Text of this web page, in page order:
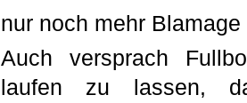
nur noch mehr
Auch versprach
laufen zu lassen,